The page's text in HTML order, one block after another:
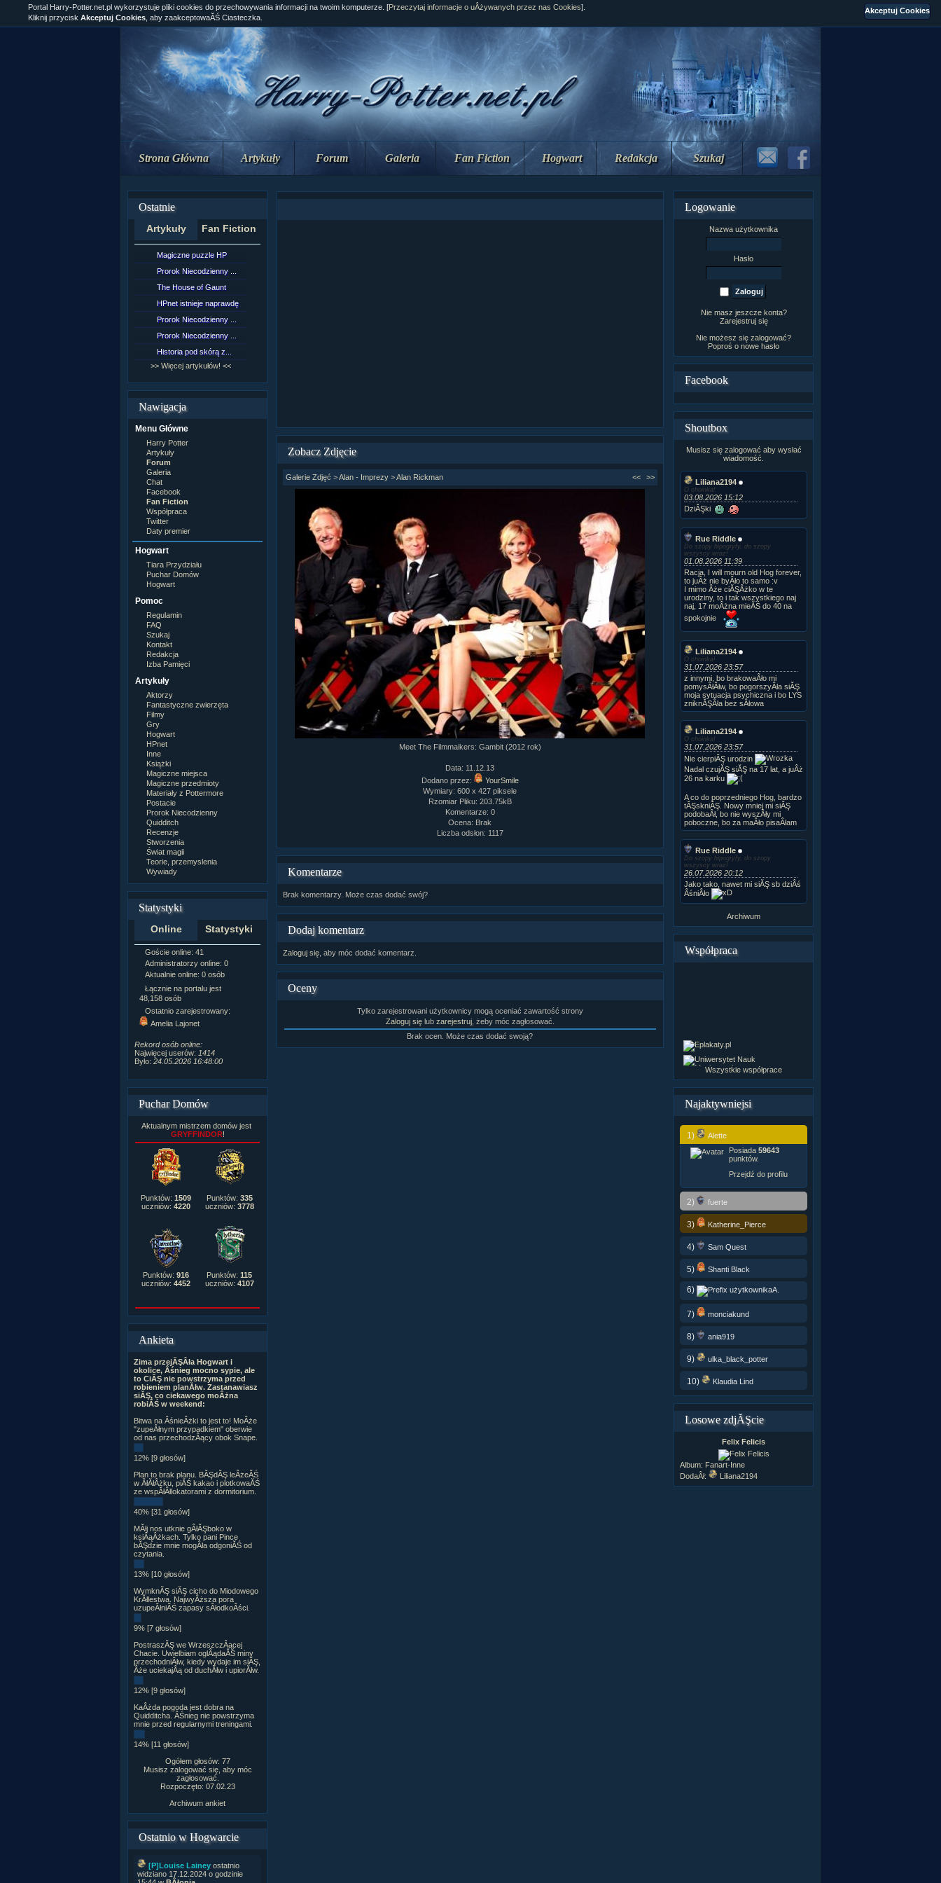
Strona Główna Artykuły Forum Galeria Fan Fiction Hogwart Redakcja Szukaj
Ostatnie
Artykuły Fan Fiction
Magiczne puzzle HP
Prorok Niecodzienny ...
The House of Gaunt
HPnet istnieje naprawdę
Prorok Niecodzienny ...
Prorok Niecodzienny ...
Historia pod skórą z...
>> Więcej artykułów! <<
Nawigacja
Menu Główne
Harry Potter
Artykuły
Forum
Galeria
Chat
Facebook
Fan Fiction
Współpraca
Twitter
Daty premier
Hogwart
Tiara Przydziału
Puchar Domów
Hogwart
Pomoc
Regulamin
FAQ
Szukaj
Kontakt
Redakcja
Izba Pamięci
Artykuły
Aktorzy
Fantastyczne zwierzęta
Filmy
Gry
Hogwart
HPnet
Inne
Książki
Magiczne miejsca
Magiczne przedmioty
Materiały z Pottermore
Postacie
Prorok Niecodzienny
Quidditch
Recenzje
Stworzenia
Świat magii
Teorie, przemyslenia
Wywiady
Statystyki
Online Statystyki
Goście online: 41
Administratorzy online: 0
Aktualnie online: 0 osób
Łącznie na portalu jest
48,158 osób
Ostatnio zarejestrowany:
Amelia Lajonet
Rekord osób online:
Najwięcej userów: 1414
Było: 24.05.2026 16:48:00
Napisanych artykułów:1,087
Dodanych newsów:10,564
Zdjęć w galerii:21,490
Tematów na forum:
Komentarzy do materiałów:
Rozdanych pochwał:3,327
Puchar Domów
Aktualnym mistrzem domów jest
GRYFFINDOR!
Punktów: 1509
uczniów: 4220
Punktów: 335
uczniów: 3778
Punktów: 916
uczniów: 4452
Punktów: 115
uczniów: 4107
Ankieta
Zima przejĂŞÂła Hogwart i
okolice, Âśnieg mocno sypie, ale
to CiĂŞ nie powstrzyma przed
robieniem planĂłw. Zastanawiasz
siĂŞ, co ciekawego moÂżna
robiĂŚ w weekend:
Bitwa na ÂśnieÂżki to jest to! MoÂże
"zupeÂłnym przypadkiem" oberwie
od nas przechodzÂący obok Snape.
12% [9 głosów]
Plan to brak planu. BĂŞdĂŞ leÂżeĂŚ
w ÂłĂłÂżku, piĂŚ kakao i plotkowaĂŚ
ze wspĂłÂłlokatorami z dormitorium.
40% [31 głosów]
MĂłj nos utknie gÂłĂŞboko w
ksiÂąÂżkach. Tylko pani Pince
bĂŞdzie mnie mogÂła odgoniĂŚ od
czytania.
13% [10 głosów]
WymknĂŞ siĂŞ cicho do Miodowego
KrĂłlestwa. NajwyÂższa pora
uzupeÂłniĂŚ zapasy sÂłodkoÂści.
9% [7 głosów]
PostraszĂŞ we WrzeszczÂącej
Chacie. Uwielbiam oglÂądaĂŚ miny
przechodniĂłw, kiedy wydaje im siĂŞ,
Âże uciekajÂą od duchĂłw i upiorĂłw.
12% [9 głosów]
KaÂżda pogoda jest dobra na
Quidditcha. ÂŚnieg nie powstrzyma
mnie przed regularnymi treningami.
14% [11 głosów]
Ogółem głosów: 77
Musisz zalogować się, aby móc
zagłosować.
Rozpoczęto: 07.02.23
Archiwum ankiet
Ostatnio w Hogwarcie
[P]Louise Lainey ostatnio
widziano 17.12.2024 o godzinie
Portal Harry-Potter.net.pl wykorzystuje pliki cookies do przechowywania informacji na twoim komputerze. [Przeczytaj informacje o uÂżywanych przez nas Cookies].
Kliknij przycisk Akceptuj Cookies , aby zaakceptowaĂŚ Ciasteczka.
Zobacz Zdjęcie
Galerie Zdjęć >Alan - Imprezy>Alan Rickman << >>
Meet The Filmmaikers: Gambit (2012 rok)
Data: 11.12.13
Dodano przez:
YourSmile
Wymiary: 600 x 427 piksele
Rzomiar Pliku: 203.75kB
Komentarze: 0
Ocena: Brak
Liczba odsłon: 1117
Komentarze
Brak komentarzy. Może czas dodać swój?
Dodaj komentarz
Zaloguj się, aby móc dodać komentarz.
Oceny
Tylko zarejestrowani użytkownicy mogą oceniać zawartość strony
Zaloguj sięlub zarejestruj, żeby móc zagłosować.
Brak ocen. Może czas dodać swoją?
Logowanie
Nazwa użytkownika
Hasło
Nie masz jeszcze konta?
Zarejestruj się
Nie możesz się zalogować?
Poproś o nowe hasło
Facebook
Shoutbox
Musisz się zalogować aby wysłać
wiadomość.
Liliana2194
O choinka!
03.08.2026 15:12
DziĂŞki
Rue Riddle
Do szopy hipogryfy, do szopy
wszyscy wraz!
01.08.2026 11:39
Racja, I will mourn old Hog forever,
to juÂż nie byÂło to samo :v
I mimo Âże ciĂŞÂżko w te
urodziny, to i tak wszystkiego naj
naj, 17 moÂżna mieĂŚ do 40 na
spokojnie
Liliana2194
O choinka!
31.07.2026 23:57
z innymi, bo brakowaÂło mi
pomysÂłĂłw, bo pogorszyÂła siĂŞ
moja sytuacja psychiczna i bo LYS
zniknĂŞÂła bez sÂłowa
Liliana2194
O choinka!
31.07.2026 23:57
Nie cierpiĂŞ urodzin
Nadal czujĂŞ siĂŞ na 17 lat, a juÂż
26 na karku
A co do poprzedniego Hog, bardzo
tĂŞskniĂŞ. Nowy mniej mi siĂŞ
podobaÂł, bo nie wyszÂły mi
poboczne, bo za maÂło pisaÂłam
Rue Riddle
Do szopy hipogryfy, do szopy
wszyscy wraz!
26.07.2026 20:12
Jako tako, nawet mi siĂŞ sb dziÂś
ÂśniÂło
Archiwum
Współpraca
Wszystkie współprace
Najaktywniejsi
1)
Alette
Posiada 59643
punktów.
Przejdź do profilu
2) fuerte
3) Katherine_Pierce
4) Sam Quest
5) Shanti Black
6) A.
7) monciakund
8) ania919
9) ulka_black_potter
10) Klaudia Lind
Losowe zdjĂŞcie
Felix Felicis
Album: Fanart-Inne
DodaÂł:
Liliana2194